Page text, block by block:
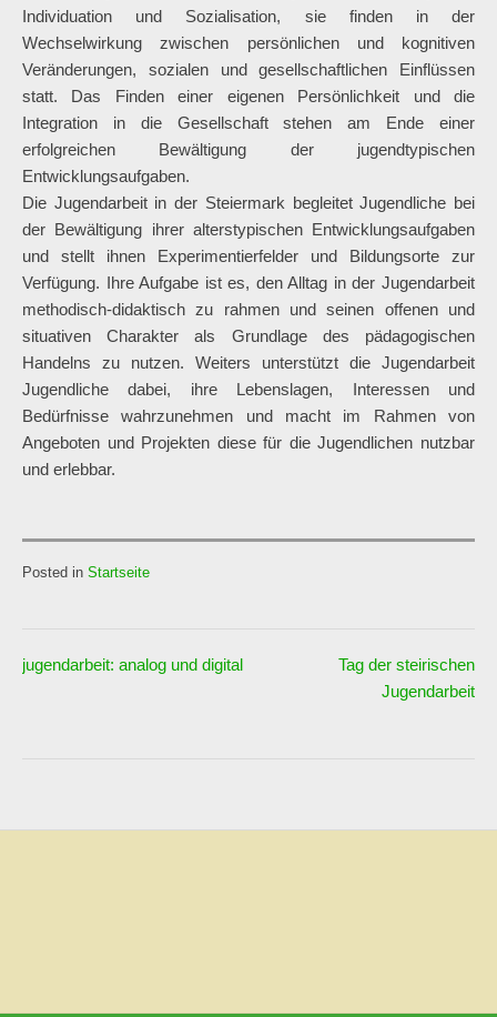
Individuation und Sozialisation, sie finden in der
Wechselwirkung zwischen persönlichen und kognitiven
Veränderungen, sozialen und gesellschaftlichen Einflüssen
statt. Das Finden einer eigenen Persönlichkeit und die
Integration in die Gesellschaft stehen am Ende einer
erfolgreichen Bewältigung der jugendtypischen
Entwicklungsaufgaben.
Die Jugendarbeit in der Steiermark begleitet Jugendliche bei
der Bewältigung ihrer alterstypischen Entwicklungsaufgaben
und stellt ihnen Experimentierfelder und Bildungsorte zur
Verfügung. Ihre Aufgabe ist es, den Alltag in der Jugendarbeit
methodisch-didaktisch zu rahmen und seinen offenen und
situativen Charakter als Grundlage des pädagogischen
Handelns zu nutzen. Weiters unterstützt die Jugendarbeit
Jugendliche dabei, ihre Lebenslagen, Interessen und
Bedürfnisse wahrzunehmen und macht im Rahmen von
Angeboten und Projekten diese für die Jugendlichen nutzbar
und erlebbar.
Posted in Startseite
Beitrags-
jugendarbeit: analog und digital
Tag der steirischen
Jugendarbeit